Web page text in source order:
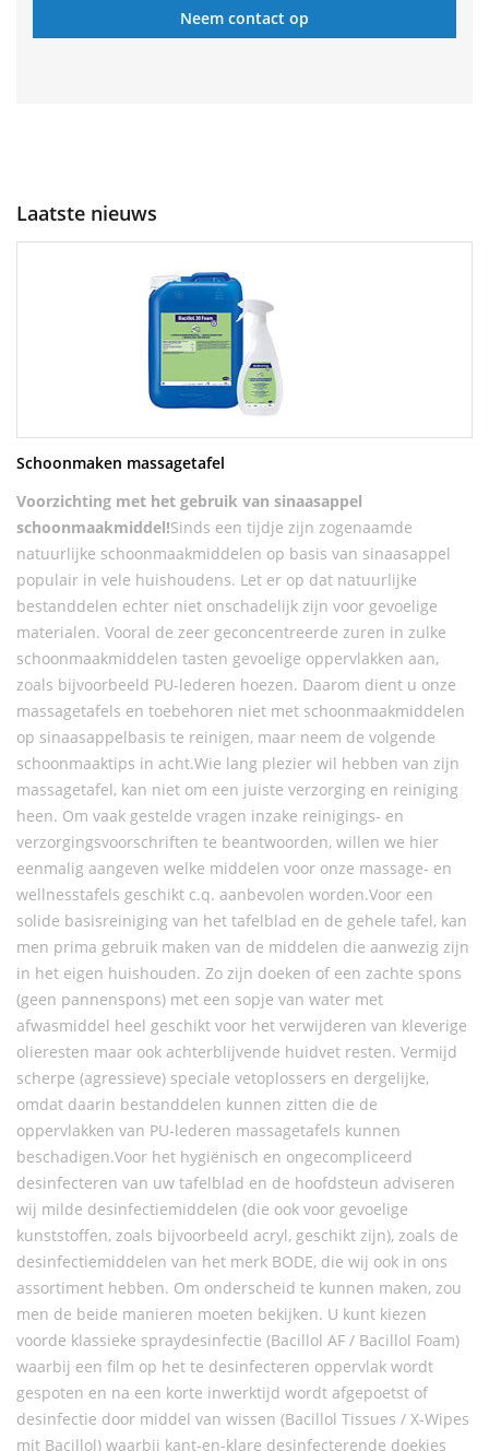
Neem contact op
Laatste nieuws
Schoonmaken massagetafel
Voorzichting met het gebruik van sinaasappel
schoonmaakmiddel!Sinds een tijdje zijn zogenaamde
natuurlijke schoonmaakmiddelen op basis van sinaasappel
populair in vele huishoudens. Let er op dat natuurlijke
bestanddelen echter niet onschadelijk zijn voor gevoelige
materialen. Vooral de zeer geconcentreerde zuren in zulke
schoonmaakmiddelen tasten gevoelige oppervlakken aan,
zoals bijvoorbeeld PU-lederen hoezen. Daarom dient u onze
massagetafels en toebehoren niet met schoonmaakmiddelen
op sinaasappelbasis te reinigen, maar neem de volgende
schoonmaaktips in acht.Wie lang plezier wil hebben van zijn
massagetafel, kan niet om een juiste verzorging en reiniging
heen. Om vaak gestelde vragen inzake reinigings- en
verzorgingsvoorschriften te beantwoorden, willen we hier
eenmalig aangeven welke middelen voor onze massage- en
wellnesstafels geschikt c.q. aanbevolen worden.Voor een
solide basisreiniging van het tafelblad en de gehele tafel, kan
men prima gebruik maken van de middelen die aanwezig zijn
in het eigen huishouden. Zo zijn doeken of een zachte spons
(geen pannenspons) met een sopje van water met
afwasmiddel heel geschikt voor het verwijderen van kleverige
olieresten maar ook achterblijvende huidvet resten. Vermijd
scherpe (agressieve) speciale vetoplossers en dergelijke,
omdat daarin bestanddelen kunnen zitten die de
oppervlakken van PU-lederen massagetafels kunnen
beschadigen.Voor het hygiënisch en ongecompliceerd
desinfecteren van uw tafelblad en de hoofdsteun adviseren
wij milde desinfectiemiddelen (die ook voor gevoelige
kunststoffen, zoals bijvoorbeeld acryl, geschikt zijn), zoals de
desinfectiemiddelen van het merk BODE, die wij ook in ons
assortiment hebben. Om onderscheid te kunnen maken, zou
men de beide manieren moeten bekijken. U kunt kiezen
voorde klassieke spraydesinfectie (Bacillol AF / Bacillol Foam)
waarbij een film op het te desinfecteren oppervlak wordt
gespoten en na een korte inwerktijd wordt afgepoetst of
desinfectie door middel van wissen (Bacillol Tissues / X-Wipes
mit Bacillol) waarbij kant-en-klare desinfecterende doekjes